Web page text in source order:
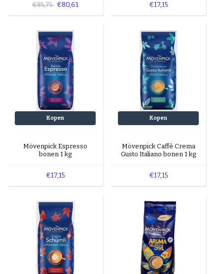
€85,75 €80,61 €17,15
Kopen
Mövenpick Espresso
bonen 1 kg
€17,15
Kopen
Mövenpick Caffè Crema
Gusto Italiano bonen 1 kg
€17,15